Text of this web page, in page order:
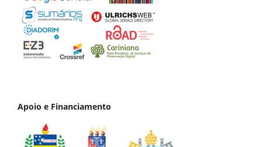
Apoio e Financiamento